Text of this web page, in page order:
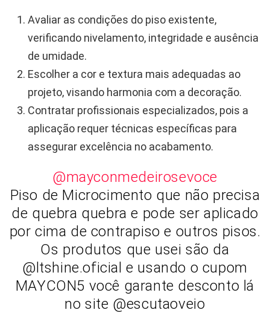
Avaliar as condições do piso existente,
verificando nivelamento, integridade e ausência
de umidade.
Escolher a cor e textura mais adequadas ao
projeto, visando harmonia com a decoração.
Contratar profissionais especializados, pois a
aplicação requer técnicas específicas para
assegurar excelência no acabamento.
@mayconmedeirosevoce
Piso de Microcimento que não precisa
de quebra quebra e pode ser aplicado
por cima de contrapiso e outros pisos.
Os produtos que usei são da
@ltshine.oficial e usando o cupom
MAYCON5 você garante desconto lá
no site @escutaoveio